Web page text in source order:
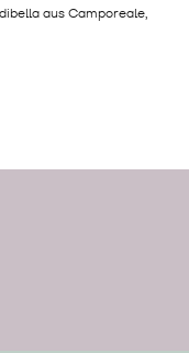
aus Camporeale,